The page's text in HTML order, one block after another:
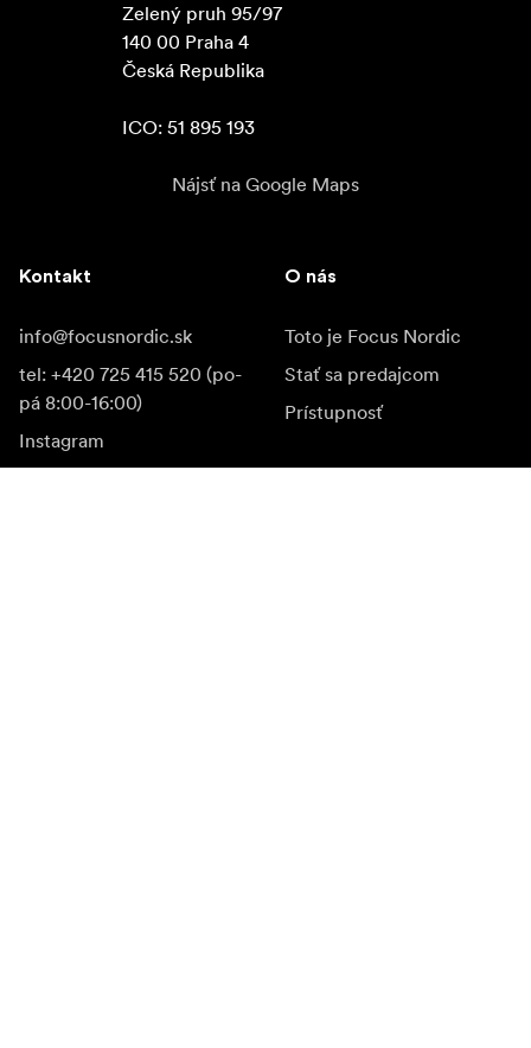
Zelený pruh 95/97
140 00 Praha 4
Česká Republika
ICO: 51 895 193
Nájsť na Google Maps
Kontakt
info@focusnordic.sk
tel: +420 725 415 520 (po-
pá 8:00-16:00)
Instagram
O nás
Toto je Focus Nordic
Stať sa predajcom
Prístupnosť